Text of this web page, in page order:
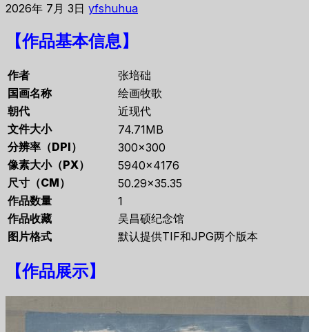
2026年 7月 3日 yfshuhua
【作品基本信息】
作者
张培础
国画名称
绘画牧歌
朝代
近现代
文件大小
74.71MB
分辨率（DPI）
300×300
像素大小（PX）
5940×4176
尺寸（CM）
50.29×35.35
作品数量
1
作品收藏
吴昌硕纪念馆
图片格式
默认提供TIF和JPG两个版本
【作品展示】